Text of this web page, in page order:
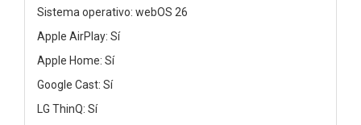
Sistema operativo: webOS 26
Apple AirPlay: Sí
Apple Home: Sí
Google Cast: Sí
LG ThinQ: Sí